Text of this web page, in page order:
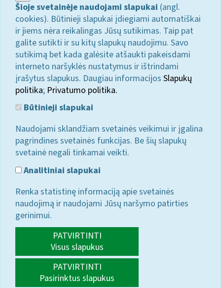
Šioje svetainėje naudojami slapukai (angl.
cookies). Būtinieji slapukai įdiegiami automatiškai
ir jiems nėra reikalingas Jūsų sutikimas. Taip pat
galite sutikti ir su kitų slapukų naudojimu. Savo
sutikimą bet kada galėsite atšaukti pakeisdami
interneto naršyklės nustatymus ir ištrindami
įrašytus slapukus. Daugiau informacijos Slapukų
politika; Privatumo politika.
Būtinieji slapukai
Naudojami sklandžiam svetainės veikimui ir įgalina
pagrindines svetainės funkcijas. Be šių slapukų
svetainė negali tinkamai veikti.
Analitiniai slapukai
Renka statistinę informaciją apie svetainės
naudojimą ir naudojami Jūsų naršymo patirties
gerinimui.
PATVIRTINTI
Visus slapukus
PATVIRTINTI
Pasirinktus slapukus